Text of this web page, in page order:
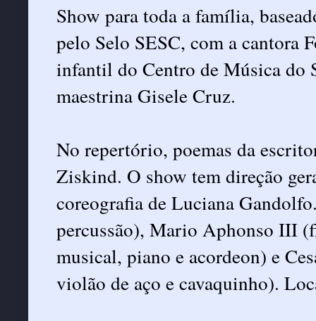
Show para toda a família,
pelo Selo SESC, com a cantora
infantil do Centro de Música do
maestrina Gisele Cruz.
No repertório, poemas da
Ziskind. O show tem direção
coreografia de Luciana
percussão), Mario Aphonso III
musical, piano e acordeon) e
violão de aço e cavaquinho).